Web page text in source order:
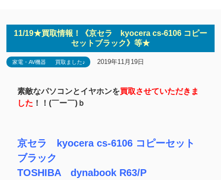
11/19★買取情報！《京セラ kyocera cs-6106 コピー
セットブラック》等★
家電・AV機器 買取ました♪ 2019年11月19日
素敵なパソコンとイヤホンを買取させていただきま
した ！！(￣ー￣)ｂ
京セラ kyocera cs-6106 コピーセット
ブラック
TOSHIBA dynabook R63/P